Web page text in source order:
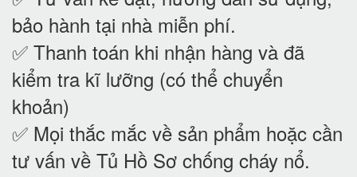
bảo hành tại nhà miễn phí.
✅ Thanh toán khi nhận hàng và đã
kiểm tra kĩ lưỡng (có thể chuyển
khoản)
✅ Mọi thắc mắc về sản phẩm hoặc cần
tư vấn về Tủ Hồ Sơ chống cháy nổ.